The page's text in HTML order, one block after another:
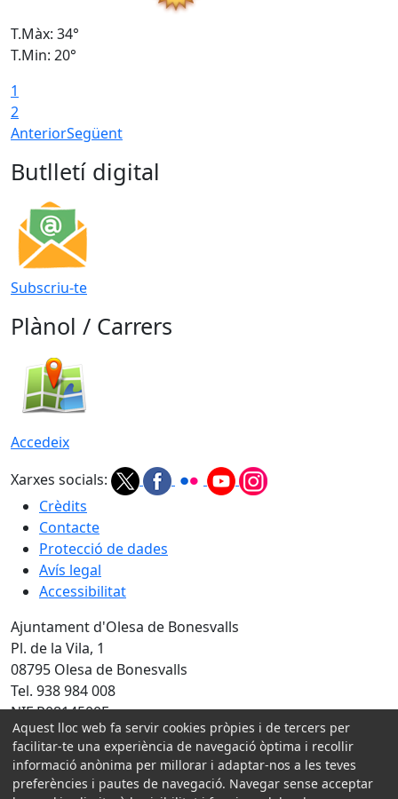
T.Màx: 34°
T.Min: 20°
1
2
AnteriorSegüent
Butlletí digital
Subscriu-te
Plànol / Carrers
Accedeix
Xarxes socials:
Crèdits
Contacte
Protecció de dades
Avís legal
Accessibilitat
Ajuntament d'Olesa de Bonesvalls
Pl. de la Vila, 1
08795 Olesa de Bonesvalls
Tel. 938 984 008
NIF P0814500E
Amb la col·laboració de:
Aquest lloc web fa servir cookies pròpies i de tercers per
facilitar-te una experiència de navegació òptima i recollir
informació anònima per millorar i adaptar-nos a les teves
preferències i pautes de navegació. Navegar sense acceptar